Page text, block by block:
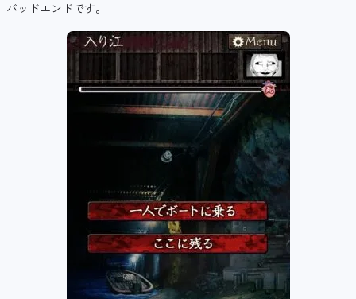
バッドエンドです。